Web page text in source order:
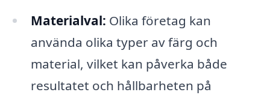
Materialval: Olika företag kan
använda olika typer av färg och
material, vilket kan påverka både
resultatet och hållbarheten på